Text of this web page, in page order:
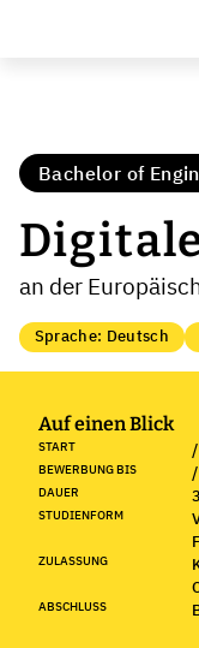
Bachelor of
an der
Sprache: Deutsch
Auf einen Blick
START /
BEWERBUNG BIS /
DAUER
STUDIENFORM
ZULASSUNG
ABSCHLUSS